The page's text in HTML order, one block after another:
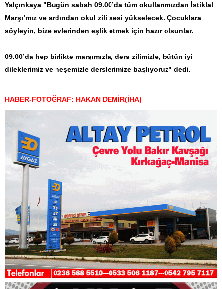
Yalçınkaya "Bugün sabah 09.00’da tüm okullarımızdan İstiklal
Marşı’mız ve ardından okul zili sesi yükselecek. Çocuklara
söyleyin, bize evlerinden eşlik etmek için hazır olsunlar.
09.00’da hep birlikte marşımızla, ders zilimizle, bütün iyi
dileklerimiz ve neşemizle derslerimize başlıyoruz" dedi.
HABER-FOTOĞRAF: HAKAN DEMİR(İHA)